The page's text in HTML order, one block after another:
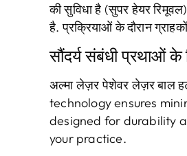
की सुविधा है (सुपर हेयर
है. प्रक्रियाओं के दौरान
सौंदर्य संबंधी प्रथाओं के
अल्मा लेज़र पेशेवर लेज़र बाल
technology ensures
designed for durability
your practice.